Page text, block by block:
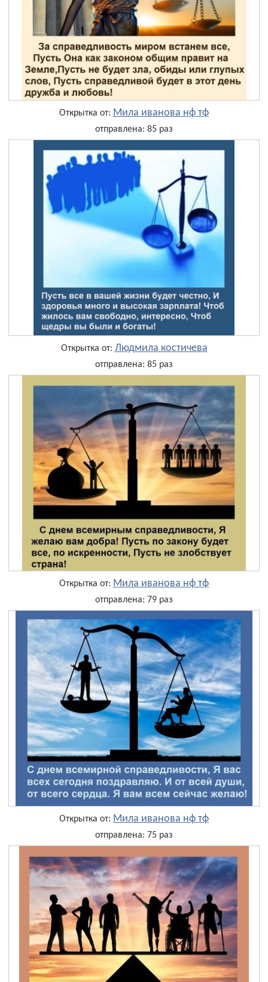
Открытка от: Мила иванова нф тф
отправлена: 85 раз
Открытка от: Людмила костичева
отправлена: 85 раз
Открытка от: Мила иванова нф тф
отправлена: 79 раз
Открытка от: Мила иванова нф тф
отправлена: 75 раз